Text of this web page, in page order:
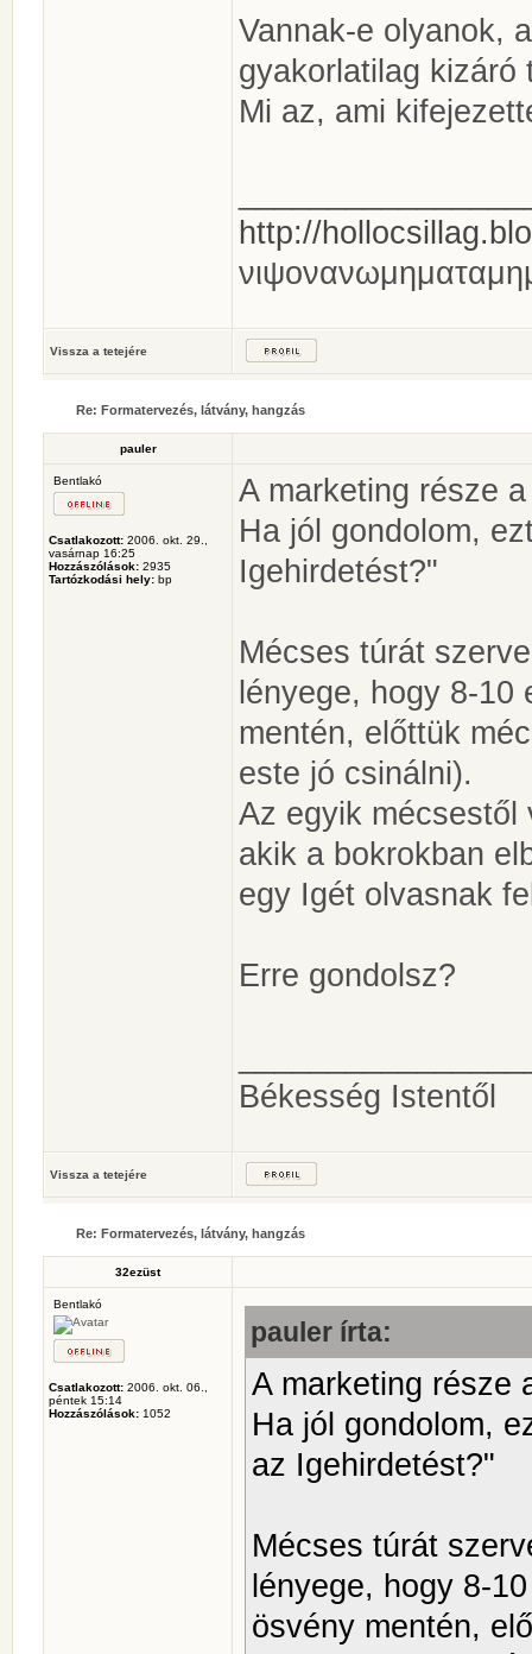
Vannak-e olyanok,
gyakorlatilag kizáró
Mi az, ami
http://
Vissza a tetejére
Re: Formatervezés, látvány, hangzás
pauler
Bentlakó
Csatlakozott: 2006. okt. 29.,
vasárnap 16:25
Hozzászólások: 2935
Tartózkodási hely: bp
A marketing része
Ha jól gondolom,
Igehirdetést?"
Mécses túrát
lényege, hogy 8-10
mentén, előttük
este jó csinálni).
Az egyik mécsestől
akik a bokrokban
egy Igét olvasnak
Erre gondolsz?
Békesség Istentől
Vissza a tetejére
Re: Formatervezés, látvány, hangzás
32ezüst
Bentlakó
Csatlakozott: 2006. okt. 06.,
péntek 15:14
Hozzászólások: 1052
pauler írta:
A marketing része
Ha jól gondolom,
az Igehirdetést?"
Mécses túrát
lényege, hogy 8-
ösvény mentén,